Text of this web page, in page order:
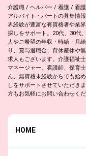
介護職 / ヘルパー / 看護 / 看
アルバイト・パートの募集情
界経験が豊富な有資格者や業
探しをサポート。20代、30代
人やご希望の年収・時給・月
り、賞与退職金、育休産休や
求人もございます。介護福祉
マネージャー、看護師、保育
ん、無資格未経験からでも始
しをサポートさせていただき
方もお気軽にお問い合わせくだ
HOME